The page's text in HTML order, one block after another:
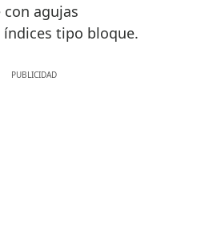
agujas
tipo bloque.